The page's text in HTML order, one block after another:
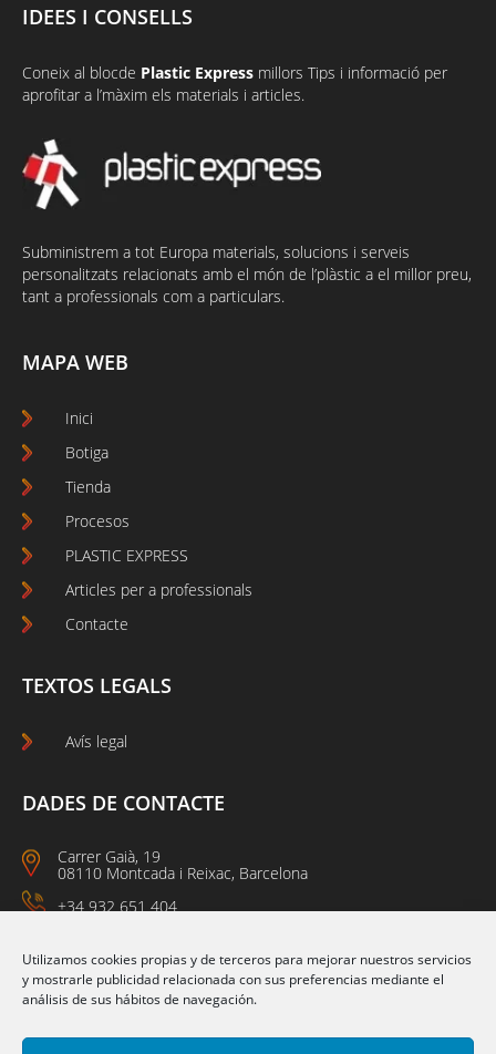
Utilizamos cookies propias y de terceros para mejorar nuestros servicios
y mostrarle publicidad relacionada con sus preferencias mediante el
análisis de sus hábitos de navegación.
IDEES I CONSELLS
Coneix al blocde Plastic Express millors Tips i informació per
aprofitar a l’màxim els materials i articles.
Subministrem a tot Europa materials, solucions i serveis
personalitzats relacionats amb el món de l’plàstic a el millor preu,
tant a professionals com a particulars.
MAPA WEB
Inici
Botiga
Tienda
Procesos
PLASTIC EXPRESS
Articles per a professionals
Contacte
TEXTOS LEGALS
Avís legal
DADES DE CONTACTE
Carrer Gaià, 19
08110 Montcada i Reixac, Barcelona
+34 932 651 404
15:00 a 18:00